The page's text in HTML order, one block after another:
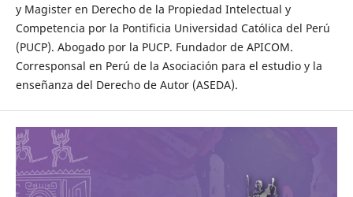
y Magister en Derecho de la Propiedad Intelectual y
Competencia por la Pontificia Universidad Católica del Perú
(PUCP). Abogado por la PUCP. Fundador de APICOM.
Corresponsal en Perú de la Asociación para el estudio y la
enseñanza del Derecho de Autor (ASEDA).